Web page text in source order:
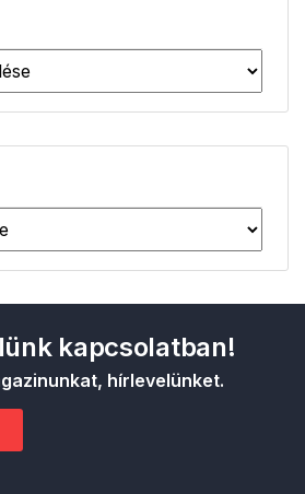
kapcsolatban!
hírlevelünket.